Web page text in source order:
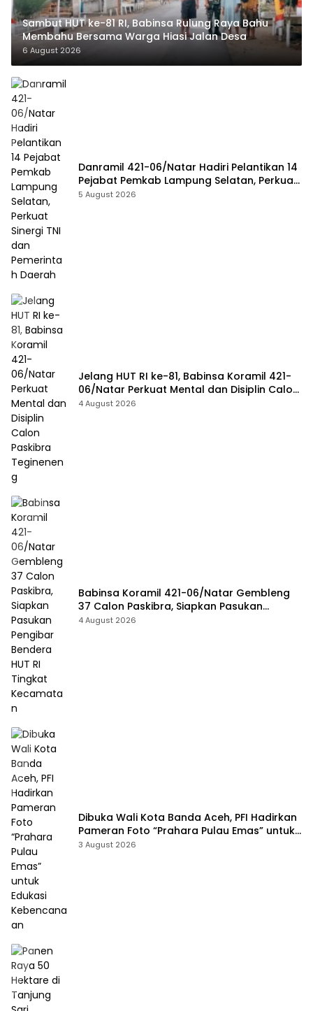
Sambut HUT ke-81 RI, Babinsa Rulung Raya Bahu
Membahu Bersama Warga Hiasi Jalan Desa
6 August 2026
Danramil 421-06/Natar Hadiri Pelantikan 14
Pejabat Pemkab Lampung Selatan, Perkuat
Sinergi TNI dan Pemerintah Daerah
5 August 2026
Jelang HUT RI ke-81, Babinsa Koramil 421-
06/Natar Perkuat Mental dan Disiplin Calon
Paskibra Tegineneng
4 August 2026
Babinsa Koramil 421-06/Natar Gembleng
37 Calon Paskibra, Siapkan Pasukan
Pengibar Bendera HUT RI Tingkat
4 August 2026
Dibuka Wali Kota Banda Aceh, PFI Hadirkan
Pameran Foto “Prahara Pulau Emas” untuk
Edukasi Kebencanaan
3 August 2026